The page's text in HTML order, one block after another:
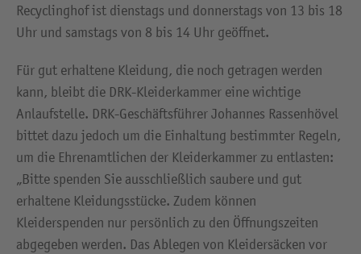
Recyclinghof ist dienstags und donnerstags von 13 bis 18
Uhr und samstags von 8 bis 14 Uhr geöffnet.
Für gut erhaltene Kleidung, die noch getragen werden
kann, bleibt die DRK-Kleiderkammer eine wichtige
Anlaufstelle. DRK-Geschäftsführer Johannes Rassenhövel
bittet dazu jedoch um die Einhaltung bestimmter Regeln,
um die Ehrenamtlichen der Kleiderkammer zu entlasten:
„Bitte spenden Sie ausschließlich saubere und gut
erhaltene Kleidungsstücke. Zudem können
Kleiderspenden nur persönlich zu den Öffnungszeiten
abgegeben werden. Das Ablegen von Kleidersäcken vor